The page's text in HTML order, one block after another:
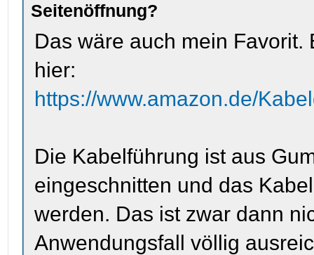
Seitenöffnung?
Das wäre auch mein
hier:
https://www.amazon.de/
Die Kabelführung ist aus
eingeschnitten und das
werden. Das ist zwar dann
Anwendungsfall völlig